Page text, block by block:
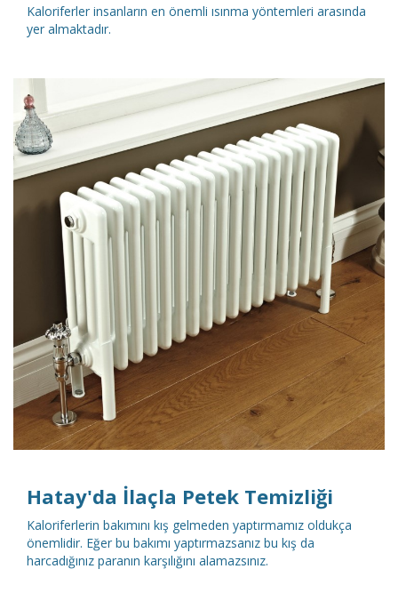
Kaloriferler insanların en önemli ısınma yöntemleri arasında
yer almaktadır.
Hatay'da İlaçla Petek Temizliği
Kaloriferlerin bakımını kış gelmeden yaptırmamız oldukça
önemlidir. Eğer bu bakımı yaptırmazsanız bu kış da
harcadığınız paranın karşılığını alamazsınız.